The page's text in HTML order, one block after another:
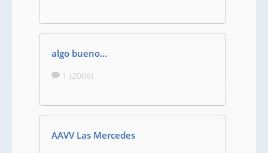
algo bueno...
1 (2006)
AAVV Las Mercedes